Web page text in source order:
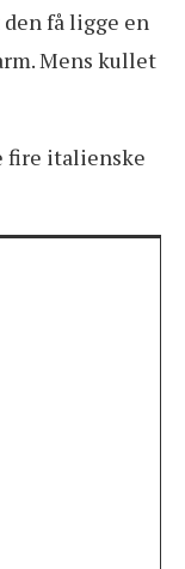
få ligge en
Mens kullet
fire italienske